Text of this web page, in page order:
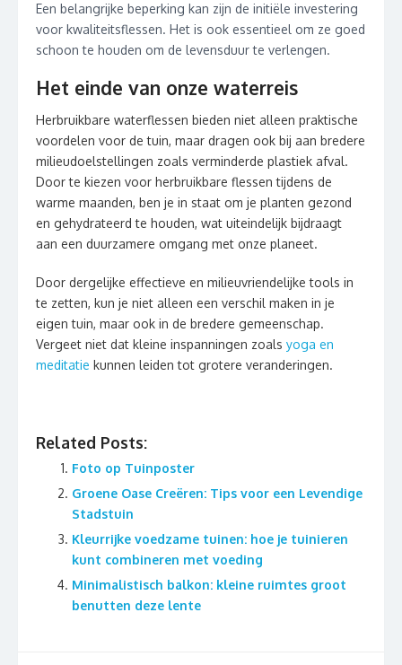
Een belangrijke beperking kan zijn de initiële investering
voor kwaliteitsflessen. Het is ook essentieel om ze goed
schoon te houden om de levensduur te verlengen.
Het einde van onze waterreis
Herbruikbare waterflessen bieden niet alleen praktische
voordelen voor de tuin, maar dragen ook bij aan bredere
milieudoelstellingen zoals verminderde plastiek afval.
Door te kiezen voor herbruikbare flessen tijdens de
warme maanden, ben je in staat om je planten gezond
en gehydrateerd te houden, wat uiteindelijk bijdraagt
aan een duurzamere omgang met onze planeet.
Door dergelijke effectieve en milieuvriendelijke tools in
te zetten, kun je niet alleen een verschil maken in je
eigen tuin, maar ook in de bredere gemeenschap.
Vergeet niet dat kleine inspanningen zoals yoga en
meditatie kunnen leiden tot grotere veranderingen.
Related Posts:
Foto op Tuinposter
Groene Oase Creëren: Tips voor een Levendige
Stadstuin
Kleurrijke voedzame tuinen: hoe je tuinieren
kunt combineren met voeding
Minimalistisch balkon: kleine ruimtes groot
benutten deze lente